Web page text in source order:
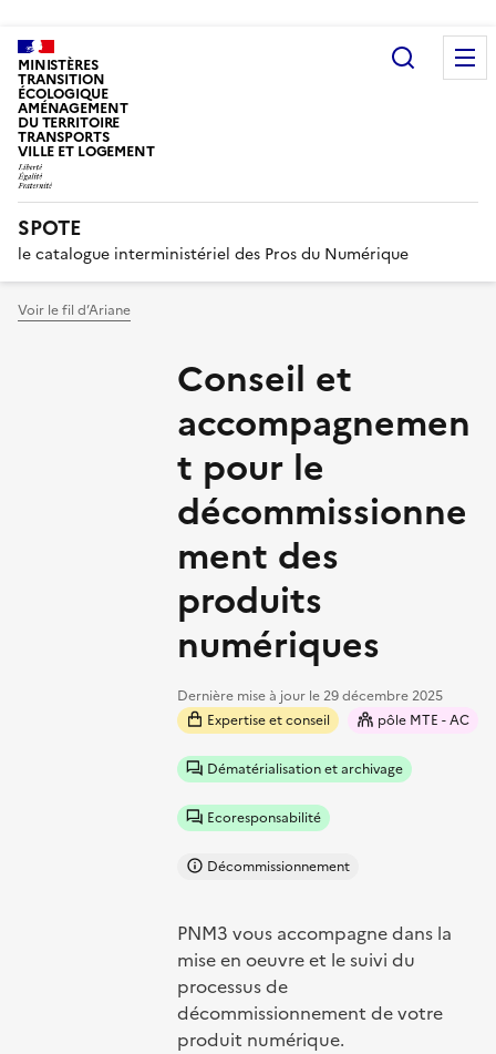
MINISTÈRES
TRANSITION
ÉCOLOGIQUE
AMÉNAGEMENT
DU TERRITOIRE
TRANSPORTS
VILLE ET LOGEMENT
SPOTE
le catalogue interministériel des Pros du Numérique
Voir le fil d’Ariane
Conseil et
accompagnemen
t pour le
décommissionne
ment des
produits
numériques
Dernière mise à jour le29 décembre 2025
Expertise et conseil
pôle MTE - AC
Dématérialisation et archivage
Ecoresponsabilité
Décommissionnement
PNM3 vous accompagne dans la
mise en oeuvre et le suivi du
processus de
décommissionnement de votre
produit numérique.